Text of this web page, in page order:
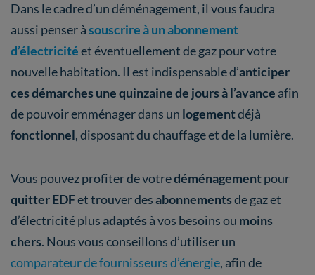
Dans le cadre d’un déménagement, il vous faudra
aussi penser àsouscrire à un abonnement
d’électricitéet éventuellement de gaz pour votre
nouvelle habitation. Il est indispensable d’anticiper
ces démarches une quinzaine de jours à l’avance afin
de pouvoir emménager dans un logementdéjà
fonctionnel, disposant du chauffage et de la lumière.
Vous pouvez profiter de votredéménagementpour
quitter EDFet trouver desabonnementsde gaz et
d’électricité plusadaptés à vos besoins ou moins
chers. Nous vous conseillons d’utiliser un
comparateur de fournisseurs d’énergie, afin de